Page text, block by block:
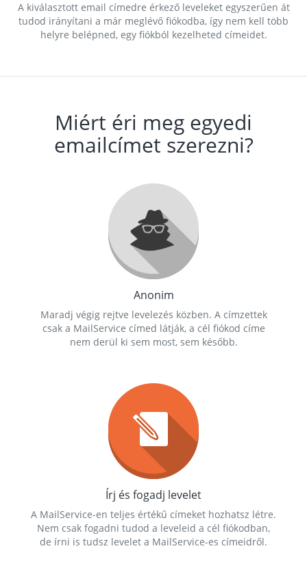
A kiválasztott email címedre érkező leveleket egyszerűen át
tudod irányítani a már meglévő fiókodba, így nem kell több
helyre belépned, egy fiókból kezelheted címeidet.
Miért éri meg egyedi
emailcímet szerezni?
Anonim
Maradj végig rejtve levelezés közben. A címzettek
csak a MailService címed látják, a cél fiókod címe
nem derül ki sem most, sem később.
Írj és fogadj levelet
A MailService-en teljes értékű címeket hozhatsz létre.
Nem csak fogadni tudod a leveleid a cél fiókodban,
de írni is tudsz levelet a MailService-es címeidről.